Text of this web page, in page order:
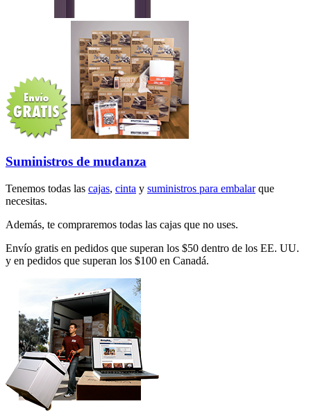
Suministros de mudanza
Tenemos todas las cajas, cinta y suministros para embalarque
necesitas.
Además, te compraremos todas las cajas que no uses.
Envío gratis en pedidos que superan los $50 dentro de los EE. UU.
y en pedidos que superan los $100 en Canadá.